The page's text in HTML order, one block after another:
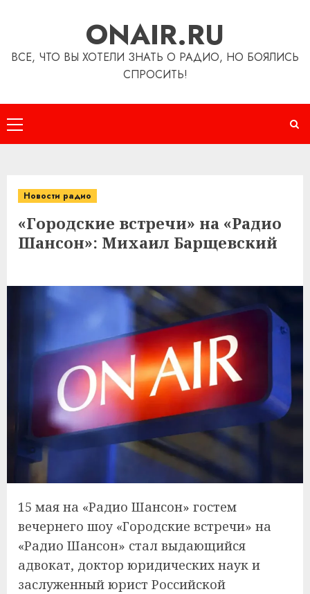
ONAIR.RU
ВСЕ, ЧТО ВЫ ХОТЕЛИ ЗНАТЬ О РАДИО, НО БОЯЛИСЬ
СПРОСИТЬ!
Основное
меню
Новости радио
«Городские встречи» на «Радио
Шансон»: Михаил Барщевский
15 мая на «Радио Шансон» гостем
вечернего шоу «Городские встречи» на
«Радио Шансон» стал выдающийся
адвокат, доктор юридических наук и
заслуженный юрист Российской